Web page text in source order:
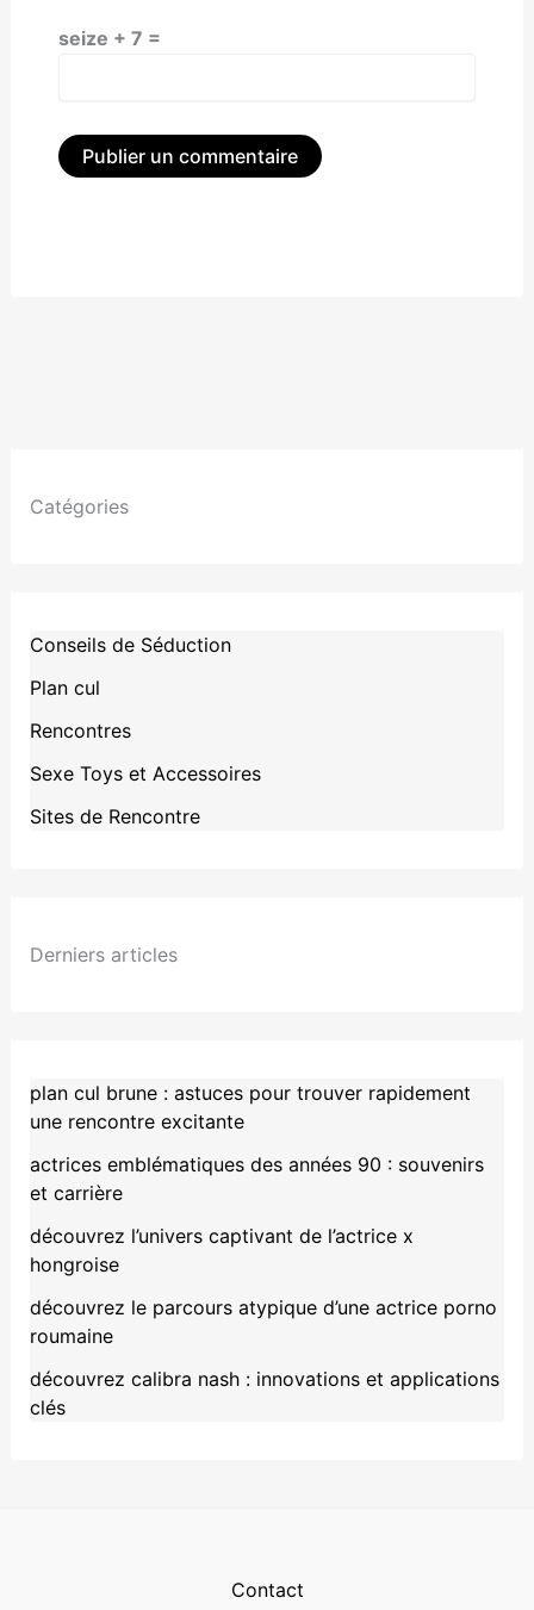
seize + 7 =
Catégories
Conseils de Séduction
Plan cul
Rencontres
Sexe Toys et Accessoires
Sites de Rencontre
Derniers articles
plan cul brune : astuces pour trouver rapidement
une rencontre excitante
actrices emblématiques des années 90 : souvenirs
et carrière
découvrez l’univers captivant de l’actrice x
hongroise
découvrez le parcours atypique d’une actrice porno
roumaine
découvrez calibra nash : innovations et applications
clés
Contact